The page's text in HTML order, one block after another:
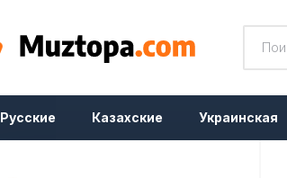
Русские Казахские Украинская